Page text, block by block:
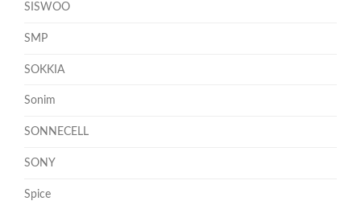
SISWOO
SMP
SOKKIA
Sonim
SONNECELL
SONY
Spice